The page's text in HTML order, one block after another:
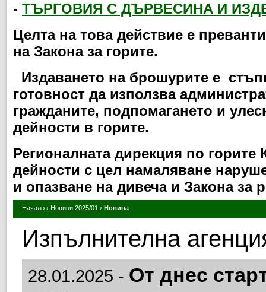
- ТЪРГОВИЯ С ДЪРВЕСИНА И
Целта на това действие е
на Закона за горите.
Издаването на брошурите е
готовност да използва
гражданите, подпомагането и
дейности в горите.
Регионалната дирекция по
дейности с цел намаляване
и опазване на дивеча и Закона за
Начало › Новини 2025/01 › Новина
Изпълнителна
28.01.2025 - От днес